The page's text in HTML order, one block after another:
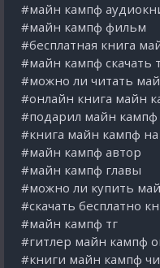
#майн кампф
#майн кампф фильм
#бесплатная книга
#майн кампф скачать
#можно ли читать
#онлайн книга майн
#подарил майн кампф
#книга майн кампф на
#майн кампф автор
#майн кампф главы
#можно ли купить
#скачать бесплатно
#майн кампф тг
#гитлер майн кампф
#книги майн кампф